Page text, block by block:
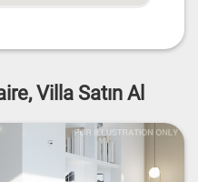
Villa Satın Al